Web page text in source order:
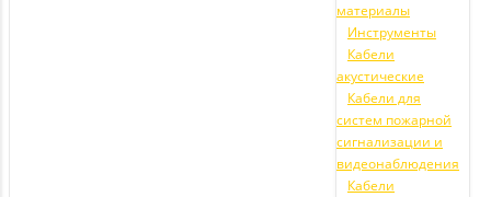
материалы
Инструменты
Кабели
акустические
Кабели для
систем пожарной
сигнализации и
видеонаблюдения
Кабели